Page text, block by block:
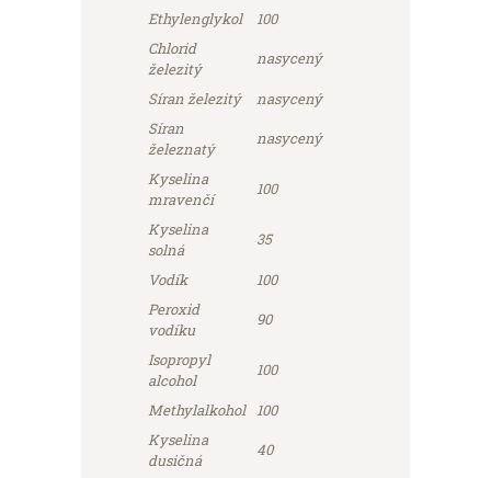
Ethylenglykol
100
Chlorid
železitý
nasycený
Síran železitý
nasycený
Síran
železnatý
nasycený
Kyselina
mravenčí
100
Kyselina
solná
35
Vodík
100
Peroxid
vodíku
90
Isopropyl
alcohol
100
Methylalkohol
100
Kyselina
dusičná
40